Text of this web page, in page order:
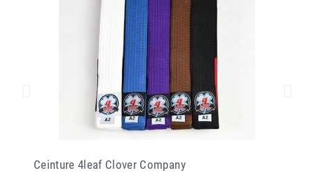
Ceinture 4leaf Clover Company